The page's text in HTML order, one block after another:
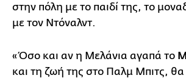
στην πόλη με το παιδί της, το
με τον Ντόναλντ.
«Όσο και αν η Μελάνια αγαπά το
και τη ζωή της στο Παλμ Μπιτς,